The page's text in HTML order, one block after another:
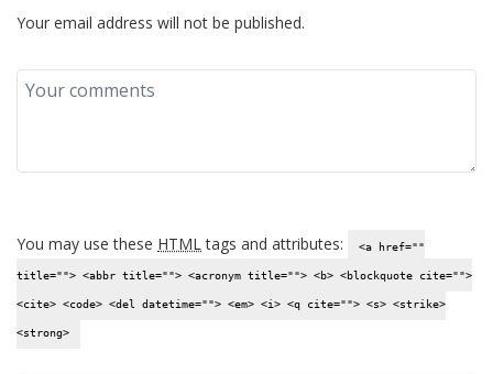
Your email address will not be published.
You may use these HTMLtags and attributes: <a href=""
title=""> <abbr title=""> <acronym title=""> <b> <blockquote cite="">
<cite> <code> <del datetime=""> <em> <i> <q cite=""> <s> <strike>
<strong>